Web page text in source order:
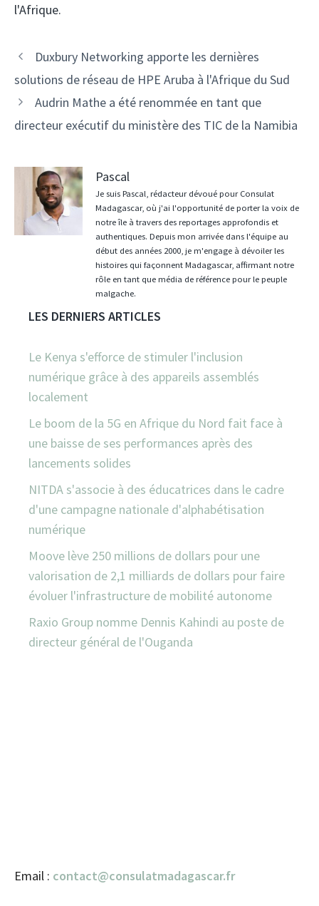
l'Afrique.
Navigation
des
Duxbury Networking apporte les dernières
solutions de réseau de HPE Aruba à l'Afrique du Sud
Audrin Mathe a été renommée en tant que
directeur exécutif du ministère des TIC de la Namibia
Pascal
Je suis Pascal, rédacteur dévoué pour Consulat
Madagascar, où j'ai l'opportunité de porter la voix de
notre île à travers des reportages approfondis et
authentiques. Depuis mon arrivée dans l'équipe au
début des années 2000, je m'engage à dévoiler les
histoires qui façonnent Madagascar, affirmant notre
rôle en tant que média de référence pour le peuple
malgache.
LES DERNIERS ARTICLES
Le Kenya s'efforce de stimuler l'inclusion
numérique grâce à des appareils assemblés
localement
Le boom de la 5G en Afrique du Nord fait face à
une baisse de ses performances après des
lancements solides
NITDA s'associe à des éducatrices dans le cadre
d'une campagne nationale d'alphabétisation
numérique
Moove lève 250 millions de dollars pour une
valorisation de 2,1 milliards de dollars pour faire
évoluer l'infrastructure de mobilité autonome
Raxio Group nomme Dennis Kahindi au poste de
directeur général de l'Ouganda
Email : contact@consulatmadagascar.fr